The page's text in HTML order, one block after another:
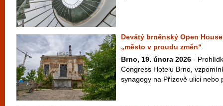
Devátý brněnský Open
„město v proudu změn“
Brno, 19. února 2026 -
Congress Hotelu Brno,
synagogy na Přízově ulici nebo